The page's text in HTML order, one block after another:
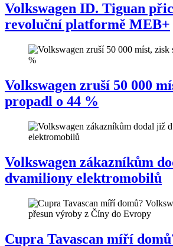
Volkswagen ID. Tiguan
revoluční platformě MEB+
Volkswagen zruší 50 000
propadl o 44 %
Volkswagen zákazníkům
dvamiliony elektromobilů
Cupra Tavascan míří